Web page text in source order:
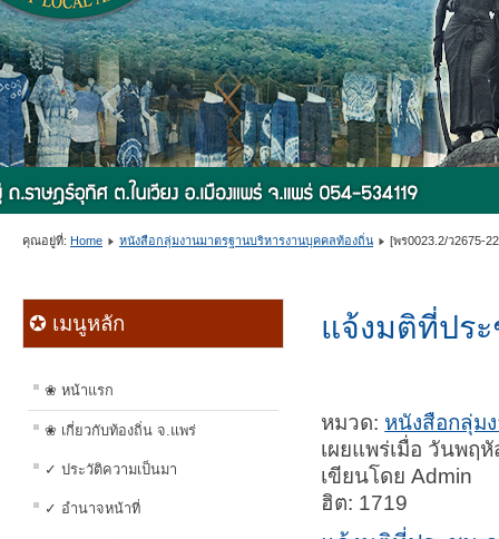
คุณอยู่ที่: Home หนังสือกลุ่มงานมาตรฐานบริหารงานบุคคลท้องถิ่น [พร0023.2/ว2675-
✪ เมนูหลัก
❀ หน้าแรก
❀ เกี่ยวกับท้องถิ่น จ.แพร่
✓ ประวัติความเป็นมา
✓ อำนาจหน้าที่
แจ้งมติที่ปร
หมวด: หนังสือกลุ่ม
เผยแพร่เมื่อ วันพฤ
เขียนโดย Admin
ฮิต: 1719